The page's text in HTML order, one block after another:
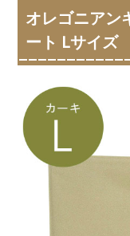
オレゴニア
ート Lサイズ